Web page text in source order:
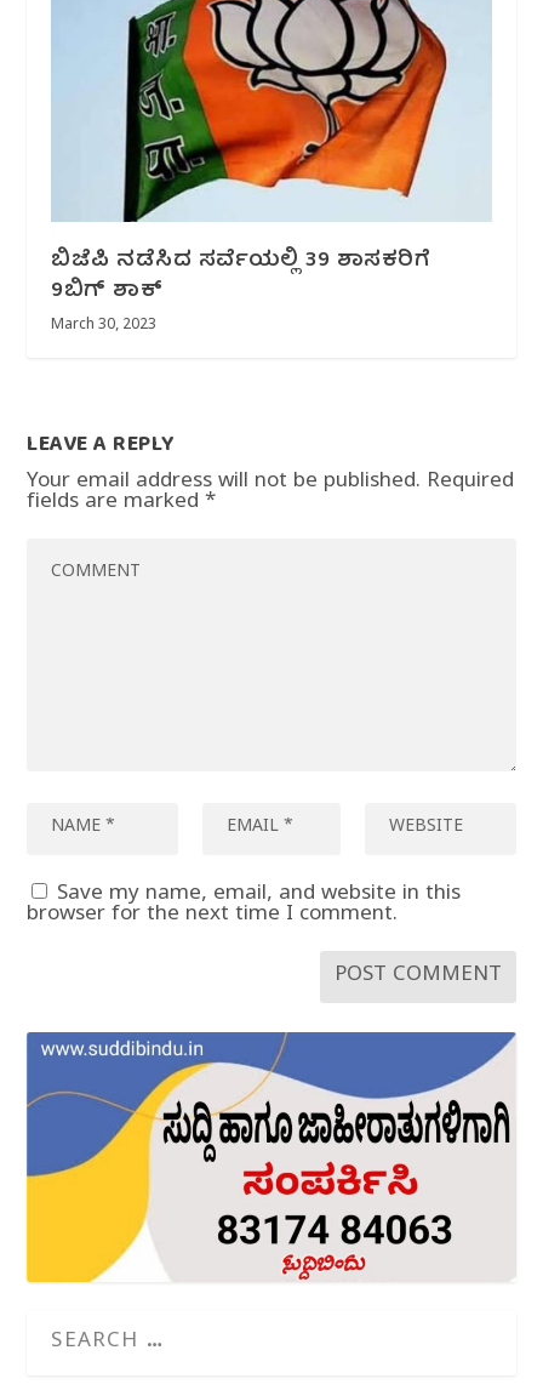
ಬಿಜೆಪಿ ನಡೆಸಿದ ಸರ್ವೆಯಲ್ಲಿ 39 ಶಾಸಕರಿಗೆ
9ಬಿಗ್ ಶಾಕ್
March 30, 2023
LEAVE A REPLY
Your email address will not be published. Required
fields are marked*
Save my name, email, and website in this
browser for the next time I comment.